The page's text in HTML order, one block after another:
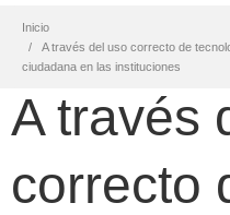
Inicio
A través del uso correcto de
ciudadana en las instituciones
A través
correcto